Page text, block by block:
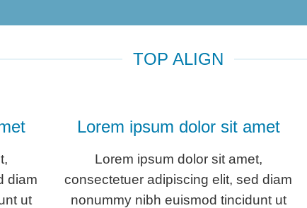
TOP ALIGN
diam
ut
Lorem ipsum dolor sit amet
Lorem ipsum dolor sit amet,
consectetuer adipiscing elit, sed diam
nonummy nibh euismod tincidunt ut